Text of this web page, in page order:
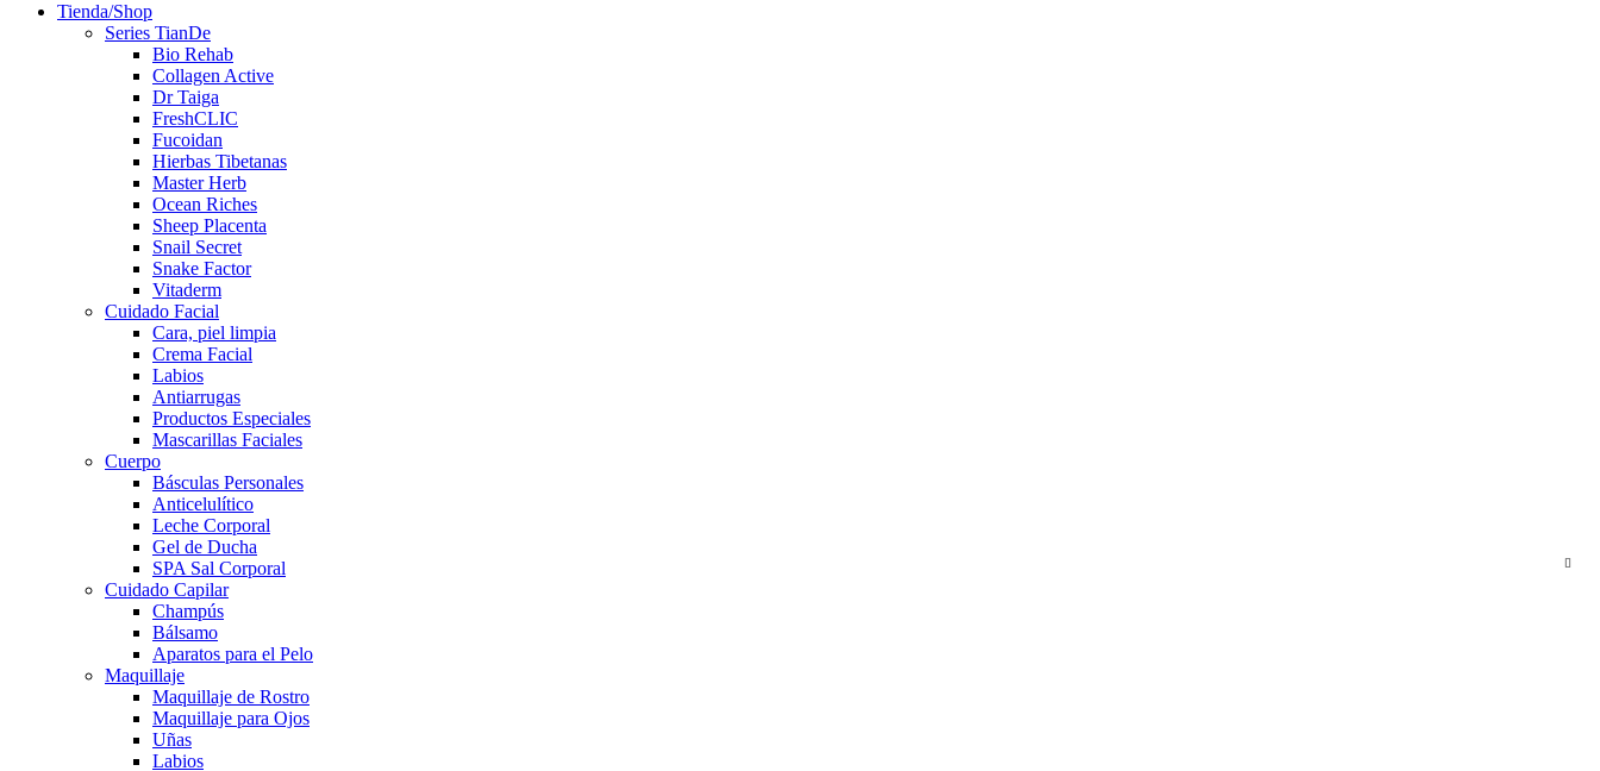
Tienda/Shop
Series TianDe
Bio Rehab
Collagen Active
Dr Taiga
FreshCLIC
Fucoidan
Hierbas Tibetanas
Master Herb
Ocean Riches
Sheep Placenta
Snail Secret
Snake Factor
Vitaderm
Cuidado Facial
Cara, piel limpia
Crema Facial
Labios
Antiarrugas
Productos Especiales
Mascarillas Faciales
Cuerpo
Básculas Personales
Anticelulítico
Leche Corporal
Gel de Ducha
SPA Sal Corporal
Cuidado Capilar
Champús
Bálsamo
Aparatos para el Pelo
Maquillaje
Maquillaje de Rostro
Maquillaje para Ojos
Uñas
Labios